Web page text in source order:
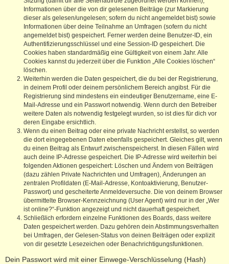
Informationen über die von dir gelesenen Beiträge (zur Markierung
dieser als gelesen/ungelesen; sofern du nicht angemeldet bist) sowie
Informationen über deine Teilnahme an Umfragen (sofern du nicht
angemeldet bist) gespeichert. Ferner werden deine Benutzer-ID, ein
Authentifizierungsschlüssel und eine Session-ID gespeichert. Die
Cookies haben standardmäßig eine Gültigkeit von einem Jahr. Alle
Cookies kannst du jederzeit über die Funktion „Alle Cookies löschen“
löschen.
Weiterhin werden die Daten gespeichert, die du bei der Registrierung,
in deinem Profil oder deinem persönlichem Bereich angibst. Für die
Registrierung sind mindestens ein eindeutiger Benutzername, eine E-
Mail-Adresse und ein Passwort notwendig. Wenn durch den Betreiber
weitere Daten als notwendig festgelegt wurden, so ist dies für dich vor
deren Eingabe ersichtlich.
Wenn du einen Beitrag oder eine private Nachricht erstellst, so werden
die dort eingegebenen Daten ebenfalls gespeichert. Gleiches gilt, wenn
du einen Beitrag als Entwurf zwischenspeicherst. In diesen Fällen wird
auch deine IP-Adresse gespeichert. Die IP-Adresse wird weiterhin bei
folgenden Aktionen gespeichert: Löschen und Ändern von Beiträgen
(dazu zählen Private Nachrichten und Umfragen), Änderungen an
zentralen Profildaten (E-Mail-Adresse, Kontoaktivierung, Benutzer-
Passwort) und gescheiterte Anmeldeversuche. Die von deinem Browser
übermittelte Browser-Kennzeichnung (User Agent) wird nur in der „Wer
ist online?“-Funktion angezeigt und nicht dauerhaft gespeichert.
Schließlich erfordern einzelne Funktionen des Boards, dass weitere
Daten gespeichert werden. Dazu gehören dein Abstimmungsverhalten
bei Umfragen, der Gelesen-Status von deinen Beiträgen oder explizit
von dir gesetzte Lesezeichen oder Benachrichtigungsfunktionen.
Dein Passwort wird mit einer Einwege-Verschlüsselung (Hash)